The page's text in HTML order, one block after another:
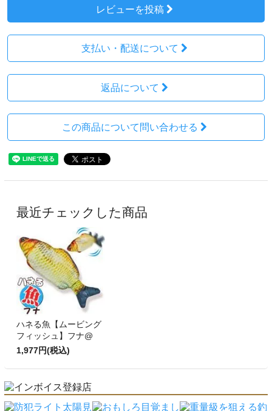
レビューを投稿
支払い・配送について
返品について
この商品について問い合わせる
最近チェックした商品
ハネる魚【ムービング
フィッシュ】フナ@
1,977円(税込)